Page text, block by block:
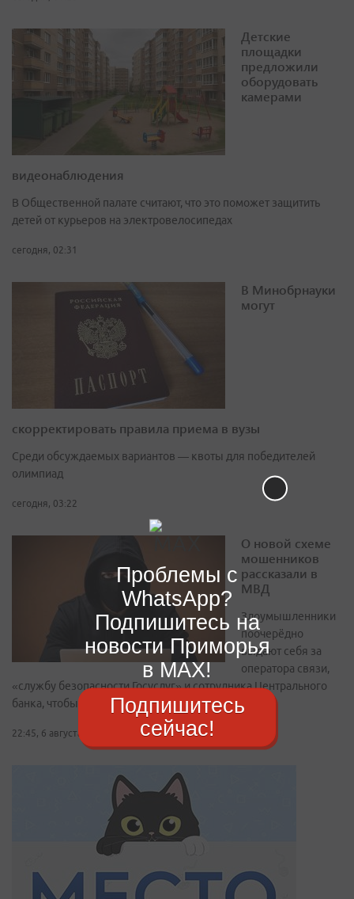
Детские
площадки
предложили
оборудовать
камерами
видеонаблюдения
В Общественной палате считают, что это поможет защитить
детей от курьеров на электровелосипедах
сегодня, 02:31
В Минобрнауки
могут
скорректировать правила приема в вузы
Среди обсуждаемых вариантов — квоты для победителей
олимпиад
сегодня, 03:22
О новой схеме
мошенников
рассказали в
МВД
Злоумышленники
поочерёдно
выдают себя за
оператора связи,
«службу безопасности Госуслуг» и сотрудника Центрального
банка, чтобы вывезти сбережения
22:45, 6 августа 2026
Проблемы с
WhatsApp?
Подпишитесь на
новости Приморья
в MAX!
Подпишитесь
сейчас!